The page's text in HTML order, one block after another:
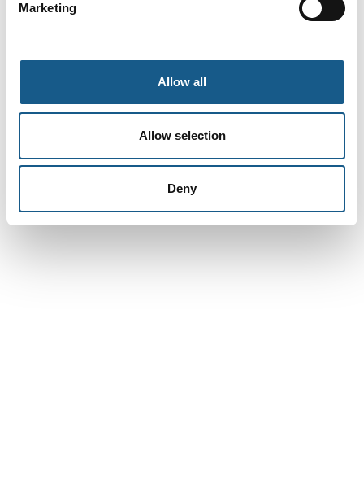
Marketing
Allow all
Allow selection
Deny